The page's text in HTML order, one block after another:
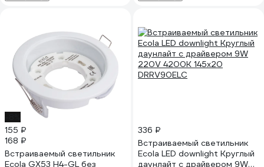
155 ₽
168 ₽
Встраиваемый светильник
Ecola GX53 H4-GL без
336 ₽
Встраиваемый светильник
Ecola LED downlight Круглый
даунлайт с драйвером 9W